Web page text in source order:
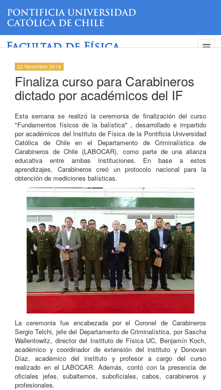
Facultad de Física
22 November 2018
Finaliza curso para Carabineros
dictado por académicos del IF
Esta semana se realizó la ceremonia de finalización del curso
"Fundamentos físicos de la balística" , desarrollado e impartido
por académicos del Instituto de Física de la Pontificia Universidad
Católica de Chile en el Departamento de Criminalística de
Carabineros de Chile (LABOCAR), como parte de una alianza
educativa entre ambas instituciones. En base a estos
aprendizajes, Carabineros creó un protocolo nacional para la
obtención de mediciones balísticas.
La ceremonia fue encabezada por el Coronel de Carabineros
Sergio Telchi, jefe del Departamento de Criminalística, por Sascha
Wallentowitz, director del Instituto de Física UC, Benjamín Koch,
académico y coordinador de extensión del instituto y Donovan
Díaz, académico del instituto y profesor a cargo del curso
realizado en el LABOCAR. Además, contó con la presencia de
oficiales jefes, subalternos, suboficiales, cabos, carabineros y
profesionales.